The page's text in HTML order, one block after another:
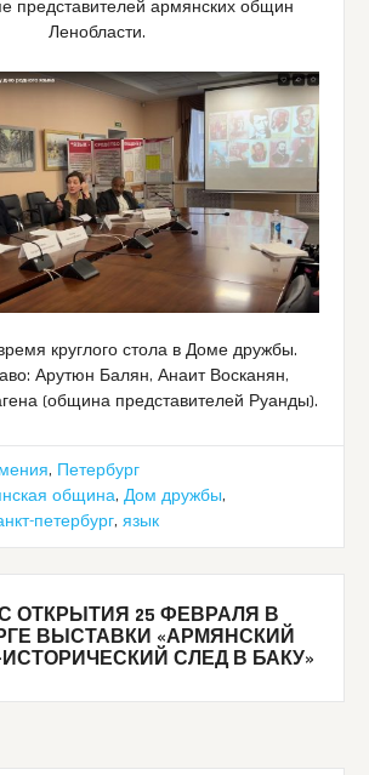
представителей армянских общин
Ленобласти.
круглого стола в Доме дружбы.
Арутюн Балян, Анаит Восканян,
(община представителей Руанды).
, Петербург
община, Дом дружбы,
петербург, язык
ОТКРЫТИЯ 25 ФЕВРАЛЯ В
ВЫСТАВКИ «АРМЯНСКИЙ
СЛЕД В БАКУ»